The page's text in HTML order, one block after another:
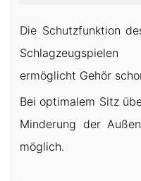
Die Schutzfunktion
ermöglicht Gehör
Bei optimalem Sitz
Minderung der
möglich.